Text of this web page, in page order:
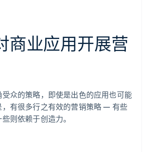
商业应用开展营
众的策略，即使是出色的应用也可能
，有很多行之有效的营销策略 — 有些
则依赖于创造力。